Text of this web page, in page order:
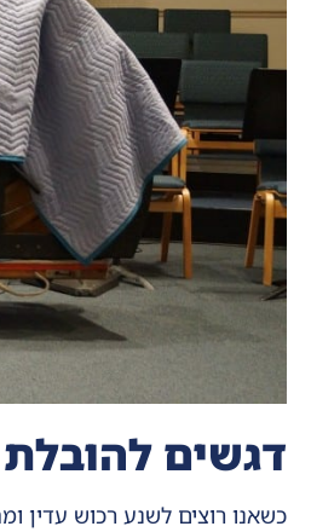
דגשים
כשאנו רוצים לשנע רכוש עדין